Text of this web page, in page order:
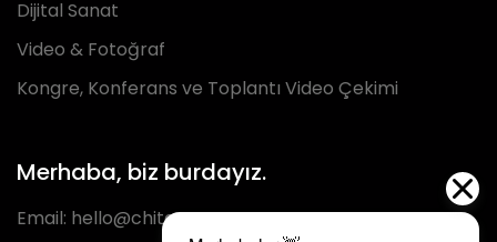
Dijital Sanat
Video & Fotoğraf
Kongre, Konferans ve Toplantı Video Çekimi
Merhaba, biz burdayız.
Email: hello@chita.com.tr